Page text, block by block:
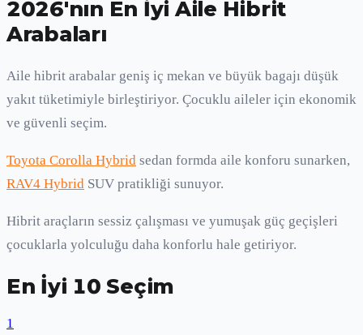
2026'nın En İyi Aile Hibrit
Arabaları
Aile hibrit arabalar geniş iç mekan ve büyük bagajı düşük
yakıt tüketimiyle birleştiriyor. Çocuklu aileler için ekonomik
ve güvenli seçim.
Toyota Corolla Hybrid sedan formda aile konforu sunarken,
RAV4 Hybrid SUV pratikliği sunuyor.
Hibrit araçların sessiz çalışması ve yumuşak güç geçişleri
çocuklarla yolculuğu daha konforlu hale getiriyor.
En İyi 10 Seçim
1